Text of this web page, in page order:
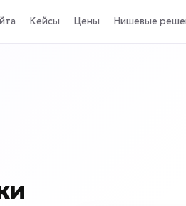
Кейсы Цены Нишевые